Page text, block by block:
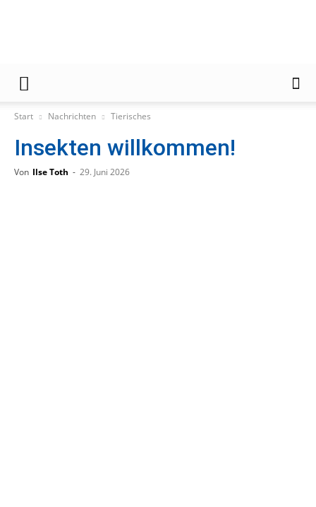
Zeitung
Start Nachrichten Tierisches
Insekten willkommen!
Von Ilse Toth - 29. Juni 2026